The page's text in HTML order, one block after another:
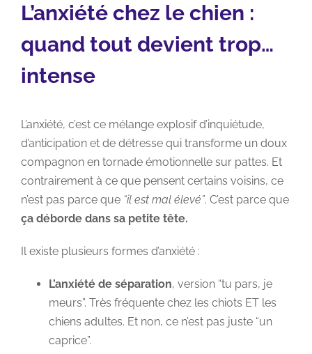
L’anxiété chez le chien :
quand tout devient trop…
intense
L’anxiété, c’est ce mélange explosif d’inquiétude,
d’anticipation et de détresse qui transforme un doux
compagnon en tornade émotionnelle sur pattes. Et
contrairement à ce que pensent certains voisins, ce
n’est pas parce que “il est mal élevé”. C’est parce que
ça déborde dans sa petite tête.
Il existe plusieurs formes d’anxiété :
L’anxiété de séparation, version “tu pars, je
meurs”. Très fréquente chez les chiots ET les
chiens adultes. Et non, ce n’est pas juste “un
caprice”.